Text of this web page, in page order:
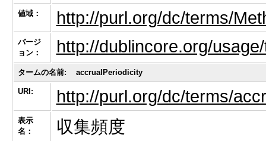
値域： http://purl.org/dc/terms/
バージ
ョン：
http://dublincore.org/
タームの名前: accrualPeriodicity
URI: http://purl.org/dc/terms/
表示
名：
収集頻度